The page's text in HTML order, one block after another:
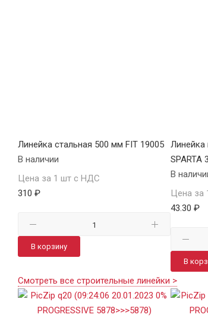
Линейка стальная 500 мм FIT 19005
В наличии
Цена за 1 шт с НДС
310 ₽
В корзину
Линейка
SPARTA
В
Цена
43.30 ₽
В
Смотреть все строительные линейки >